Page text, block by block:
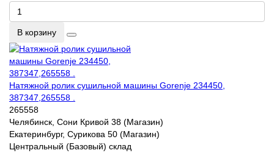
В корзину
Натяжной ролик сушильной машины Gorenje 234450,
387347,265558 .
265558
Челябинск, Сони Кривой 38 (Магазин)
Екатеринбург, Сурикова 50 (Магазин)
Центральный (Базовый) склад